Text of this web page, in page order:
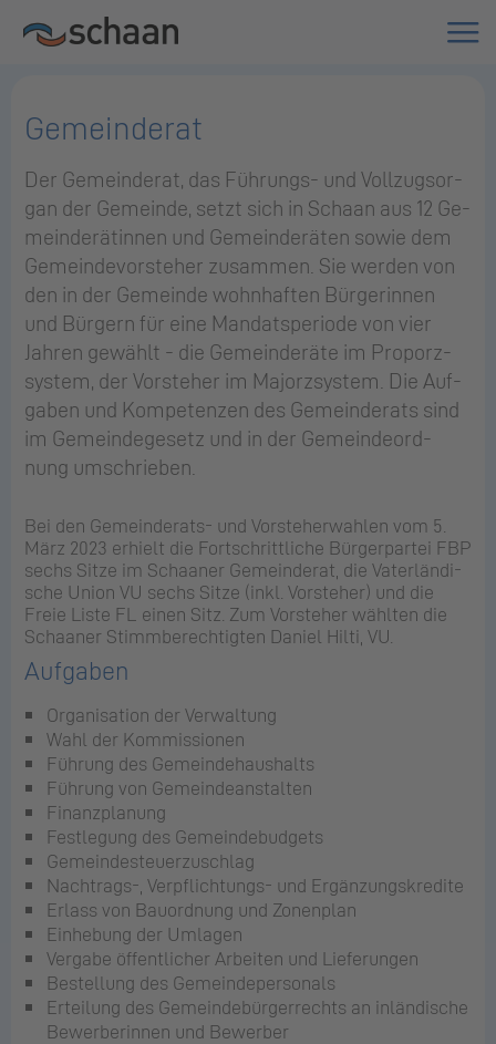
Gemeinderat
Der Ge­mein­de­rat, das Füh­rungs- und Voll­zugs­or­
gan der Ge­mein­de, setzt sich in Scha­an aus 12 Ge­
mein­de­rä­tin­nen und Ge­mein­de­rä­ten sowie dem
Ge­mein­de­vor­ste­her zu­sam­men. Sie wer­den von
den in der Ge­mein­de wohn­haf­ten Bür­ge­rin­nen
und Bür­gern für eine Man­dats­pe­ri­ode von vier
Jah­ren ge­wählt - die Ge­mein­de­rä­te im Pro­porz­
sys­tem, der Vor­ste­her im Ma­jorz­sys­tem. Die Auf­
ga­ben und Kom­pe­ten­zen des Ge­mein­de­rats sind
im Ge­mein­de­ge­setz und in der Ge­mein­de­ord­
nung um­schrie­ben.
Bei den Ge­mein­de­rats- und Vor­ste­her­wah­len vom 5.
März 2023 er­hielt die Fort­schritt­li­che Bür­ger­par­tei FBP
sechs Sitze im Schaaner Ge­mein­de­rat, die Va­ter­län­di­
sche Union VU sechs Sitze (inkl. Vor­ste­her) und die
Freie Liste FL einen Sitz. Zum Vor­ste­her wähl­ten die
Schaaner Stimm­be­rech­tig­ten Da­ni­el Hilti, VU.
Auf­ga­ben
Or­ga­ni­sa­ti­on der Ver­wal­tung
Wahl der Kom­mis­sio­nen
Füh­rung des Ge­mein­de­haus­halts
Füh­rung von Ge­mein­de­an­stal­ten
Fi­nanz­pla­nung
Fest­le­gung des Ge­mein­de­bud­gets
Ge­mein­de­steu­er­zu­schlag
Nach­trags-, Ver­pflich­tungs- und Er­gän­zungs­kre­di­te
Er­lass von Bau­ord­nung und Zo­nen­plan
Ein­he­bung der Um­la­gen
Ver­ga­be öf­fent­li­cher Ar­bei­ten und Lie­fe­run­gen
Be­stel­lung des Ge­mein­de­per­so­nals
Er­tei­lung des Ge­mein­de­bür­ger­rechts an in­län­di­sche
Be­wer­be­rin­nen und Be­wer­ber